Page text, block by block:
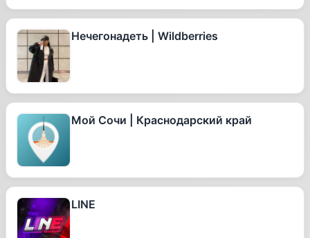
Нечегонадеть | Wildberries
Мой Сочи | Краснодарский край
LINE